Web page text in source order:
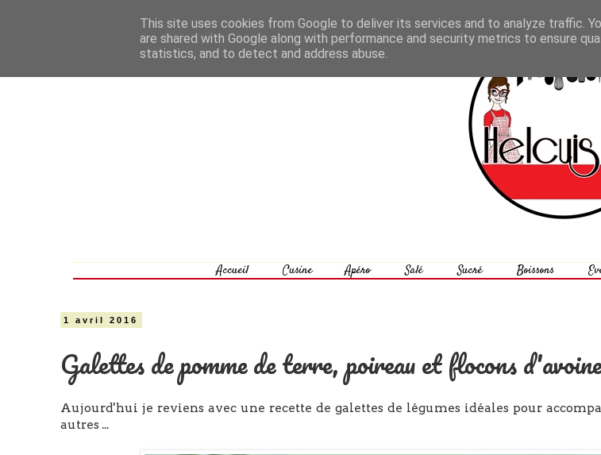
Accueil Cusine Apéro Salé Sucré Boissons
1 avril 2016
Galettes de pomme de terre, poireau et flocons d'avoine
Aujourd'hui je reviens avec une recette de galettes de légumes idéales pour
autres ...
This site uses cookies from Google to deliver its services and to analyze traffic.
are shared with Google along with performance and security metrics to ensure
statistics, and to detect and address abuse.